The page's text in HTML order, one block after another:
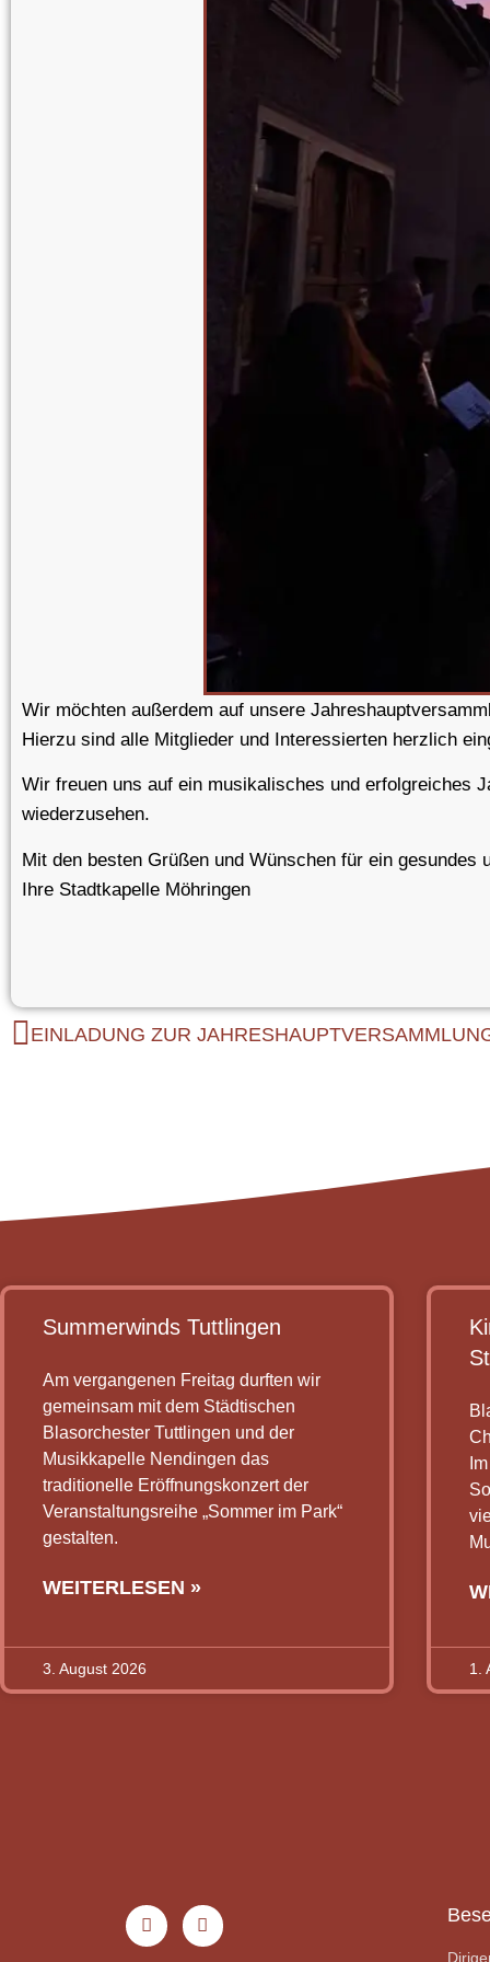
Wir möchten außerdem auf unsere
Hierzu sind alle Mitglieder und Interessierten herzlich
Wir freuen uns auf ein musikalisches und erfolgreiches
wiederzusehen.
Mit den besten Grüßen und Wünschen für ein gesundes
Ihre Stadtkapelle Möhringen
EINLADUNG ZUR
Summerwinds Tuttlingen
Am vergangenen Freitag durften wir
gemeinsam mit dem Städtischen
Blasorchester Tuttlingen und der
Musikkapelle Nendingen das
traditionelle Eröffnungskonzert der
Veranstaltungsreihe „Sommer im Park“
gestalten.
WEITERLESEN »
3. August 2026 1.